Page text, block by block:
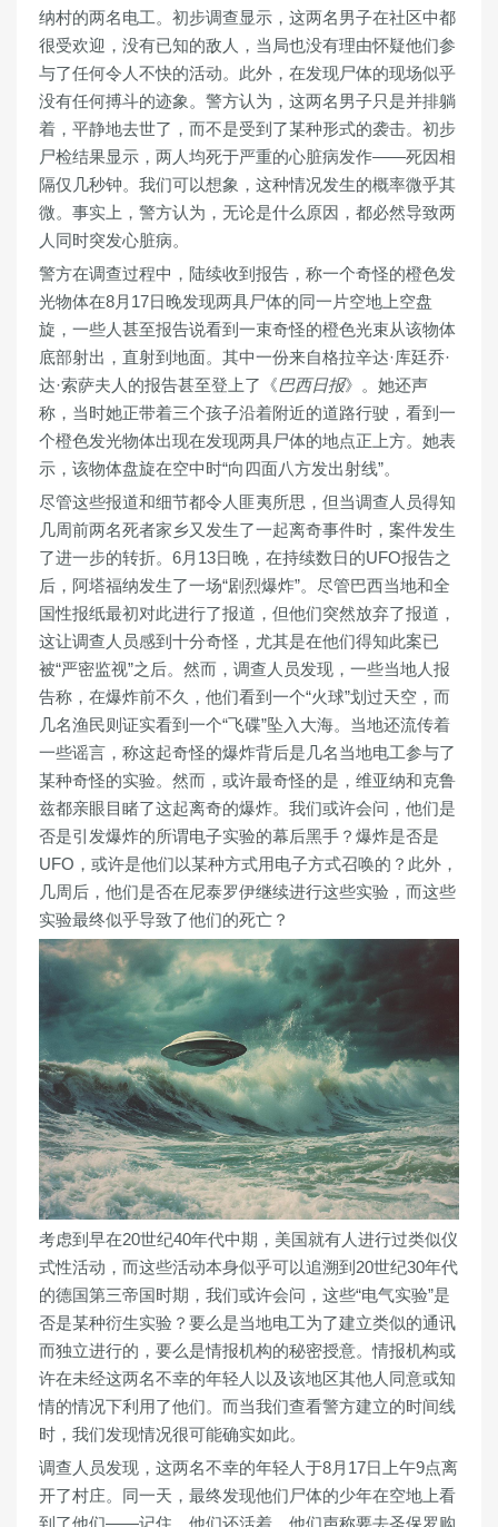
纳村的两名电工。初步调查显示，这两名男子在社区中都
很受欢迎，没有已知的敌人，当局也没有理由怀疑他们参
与了任何令人不快的活动。此外，在发现尸体的现场似乎
没有任何搏斗的迹象。警方认为，这两名男子只是并排躺
着，平静地去世了，而不是受到了某种形式的袭击。初步
尸检结果显示，两人均死于严重的心脏病发作——死因相
隔仅几秒钟。我们可以想象，这种情况发生的概率微乎其
微。事实上，警方认为，无论是什么原因，都必然导致两
人同时突发心脏病。
警方在调查过程中，陆续收到报告，称一个奇怪的橙色发
光物体在8月17日晚发现两具尸体的同一片空地上空盘
旋，一些人甚至报告说看到一束奇怪的橙色光束从该物体
底部射出，直射到地面。其中一份来自格拉辛达·库廷乔·
达·索萨夫人的报告甚至登上了《巴西日报》。她还声
称，当时她正带着三个孩子沿着附近的道路行驶，看到一
个橙色发光物体出现在发现两具尸体的地点正上方。她表
示，该物体盘旋在空中时“向四面八方发出射线”。
尽管这些报道和细节都令人匪夷所思，但当调查人员得知
几周前两名死者家乡又发生了一起离奇事件时，案件发生
了进一步的转折。6月13日晚，在持续数日的UFO报告之
后，阿塔福纳发生了一场“剧烈爆炸”。尽管巴西当地和全
国性报纸最初对此进行了报道，但他们突然放弃了报道，
这让调查人员感到十分奇怪，尤其是在他们得知此案已
被“严密监视”之后。然而，调查人员发现，一些当地人报
告称，在爆炸前不久，他们看到一个“火球”划过天空，而
几名渔民则证实看到一个“飞碟”坠入大海。当地还流传着
一些谣言，称这起奇怪的爆炸背后是几名当地电工参与了
某种奇怪的实验。然而，或许最奇怪的是，维亚纳和克鲁
兹都亲眼目睹了这起离奇的爆炸。我们或许会问，他们是
否是引发爆炸的所谓电子实验的幕后黑手？爆炸是否是
UFO，或许是他们以某种方式用电子方式召唤的？此外，
几周后，他们是否在尼泰罗伊继续进行这些实验，而这些
实验最终似乎导致了他们的死亡？
考虑到早在20世纪40年代中期，美国就有人进行过类似仪
式性活动，而这些活动本身似乎可以追溯到20世纪30年代
的德国第三帝国时期，我们或许会问，这些“电气实验”是
否是某种衍生实验？要么是当地电工为了建立类似的通讯
而独立进行的，要么是情报机构的秘密授意。情报机构或
许在未经这两名不幸的年轻人以及该地区其他人同意或知
情的情况下利用了他们。而当我们查看警方建立的时间线
时，我们发现情况很可能确实如此。
调查人员发现，这两名不幸的年轻人于8月17日上午9点离
开了村庄。同一天，最终发现他们尸体的少年在空地上看
到了他们——记住，他们还活着。他们声称要去圣保罗购